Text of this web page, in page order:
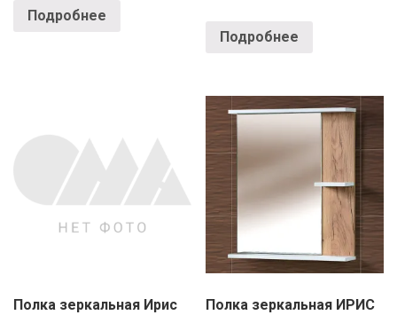
Подробнее
Подробнее
Полка зеркальная Ирис
Полка зеркальная ИРИС